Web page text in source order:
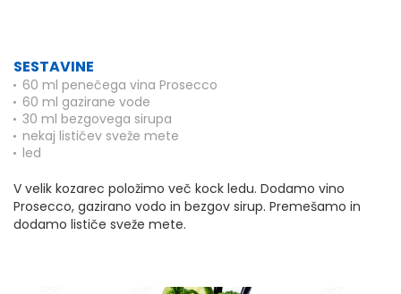
SESTAVINE
60 ml penečega vina Prosecco
60 ml gazirane vode
30 ml bezgovega sirupa
nekaj lističev sveže mete
led
V velik kozarec položimo več kock ledu. Dodamo vino
Prosecco, gazirano vodo in bezgov sirup. Premešamo in
dodamo lističe sveže mete.